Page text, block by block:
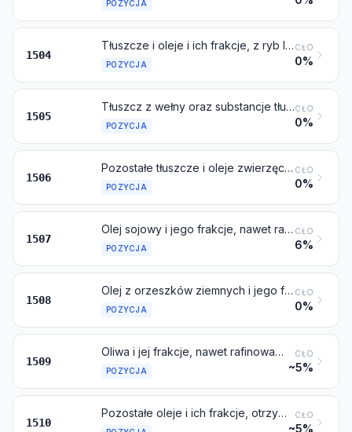
POZYCJA
1504
Tłuszcze i oleje i ich frakcje, z ryb lub ze ssaków morskich, nawet rafinowane, ale niemodyfikowane chemicznie
POZYCJA
CŁO
0%
1505
Tłuszcz z wełny oraz substancje tłuszczowe otrzymane z niego (włącznie z lanoliną)
POZYCJA
CŁO
0%
1506
Pozostałe tłuszcze i oleje zwierzęce oraz ich frakcje, nawet rafinowane, ale niemodyfikowane chemicznie
POZYCJA
CŁO
0%
1507
Olej sojowy i jego frakcje, nawet rafinowane, ale niemodyfikowane chemicznie
POZYCJA
CŁO
6%
1508
Olej z orzeszków ziemnych i jego frakcje, nawet rafinowane, ale niemodyfikowane chemicznie
POZYCJA
CŁO
0%
1509
Oliwa i jej frakcje, nawet rafinowane, ale niemodyfikowane chemicznie
POZYCJA
CŁO
~5%
1510
Pozostałe oleje i ich frakcje, otrzymywane wyłącznie z oliwek, nawet rafinowane, ale niemodyfikowane chemicznie, włącznie z mieszaninami tych olejów lub ich frakcji z olejami lub frakcjami objętymi pozycją 1509 CŁO
~5%